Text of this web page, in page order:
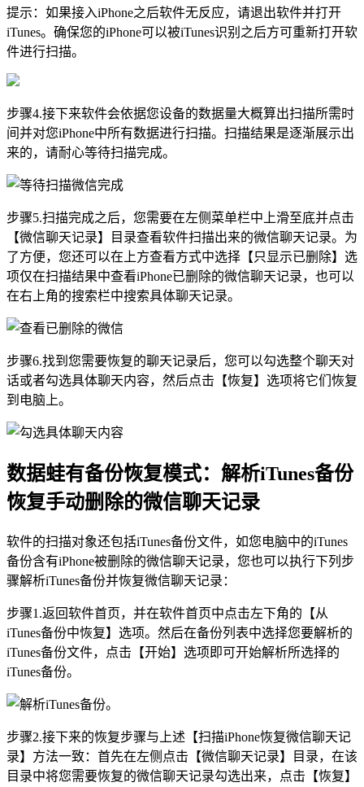
提示：如果接入iPhone之后软件无反应，请退出软件并打开
iTunes。确保您的iPhone可以被iTunes识别之后方可重新打开软
件进行扫描。
步骤4.接下来软件会依据您设备的数据量大概算出扫描所需时
间并对您iPhone中所有数据进行扫描。扫描结果是逐渐展示出
来的，请耐心等待扫描完成。
步骤5.扫描完成之后，您需要在左侧菜单栏中上滑至底并点击
【微信聊天记录】目录查看软件扫描出来的微信聊天记录。为
了方便，您还可以在上方查看方式中选择【只显示已删除】选
项仅在扫描结果中查看iPhone已删除的微信聊天记录，也可以
在右上角的搜索栏中搜索具体聊天记录。
步骤6.找到您需要恢复的聊天记录后，您可以勾选整个聊天对
话或者勾选具体聊天内容，然后点击【恢复】选项将它们恢复
到电脑上。
数据蛙有备份恢复模式：解析iTunes备份
恢复手动删除的微信聊天记录
软件的扫描对象还包括iTunes备份文件，如您电脑中的iTunes
备份含有iPhone被删除的微信聊天记录，您也可以执行下列步
骤解析iTunes备份并恢复微信聊天记录：
步骤1.返回软件首页，并在软件首页中点击左下角的【从
iTunes备份中恢复】选项。然后在备份列表中选择您要解析的
iTunes备份文件，点击【开始】选项即可开始解析所选择的
iTunes备份。
步骤2.接下来的恢复步骤与上述【扫描iPhone恢复微信聊天记
录】方法一致：首先在左侧点击【微信聊天记录】目录，在该
目录中将您需要恢复的微信聊天记录勾选出来，点击【恢复】